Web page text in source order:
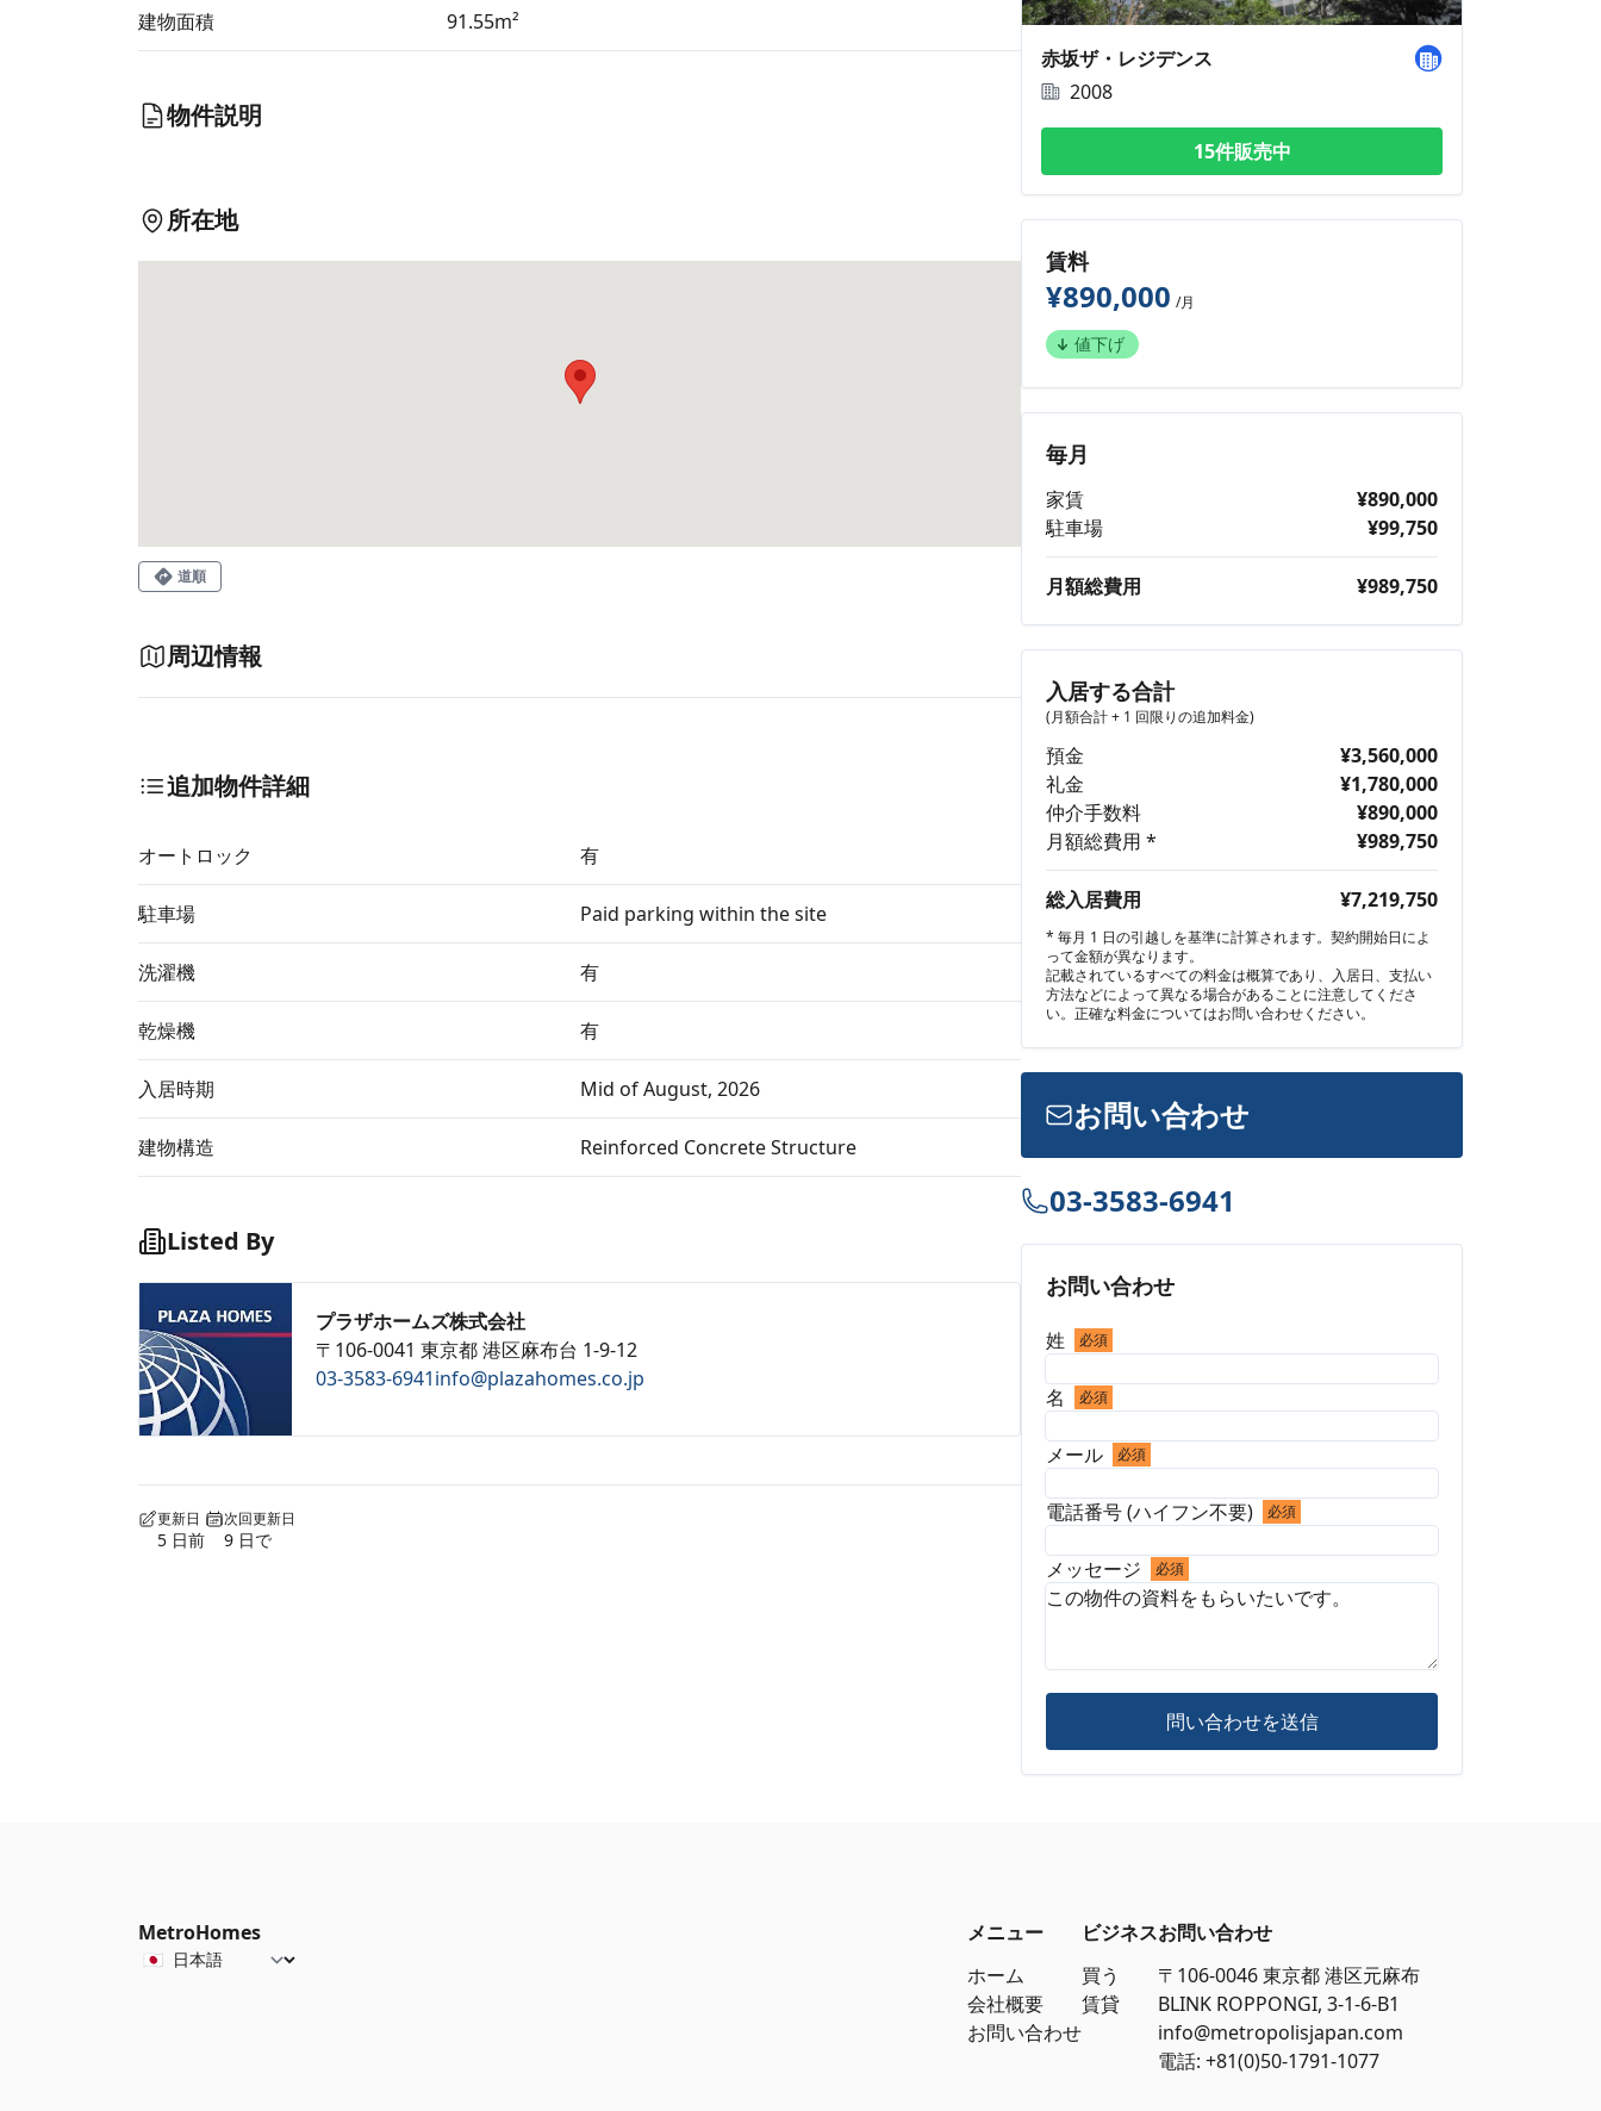
建物面積 91.55m²
物件説明
所在地
道順
周辺情報
追加物件詳細
オートロック 有
駐車場 Paid parking within the site
洗濯機 有
乾燥機 有
入居時期 Mid of August, 2026
建物構造 Reinforced Concrete Structure
Listed By
プラザホームズ株式会社
〒106-0041 東京都 港区麻布台 1-9-12
03-3583-6941info@plazahomes.co.jp
更新日
5 日前
次回更新日
9 日で
赤坂ザ・レジデンス
2008
15件販売中
賃料
¥890,000 /月
値下げ
毎月
家賃
¥890,000
駐車場
¥99,750
月額総費用 ¥989,750
入居する合計
(月額合計 + 1 回限りの追加料金)
預金
¥3,560,000
礼金
¥1,780,000
仲介手数料
¥890,000
月額総費用 *
¥989,750
総入居費用 ¥7,219,750
* 毎月 1 日の引越しを基準に計算されます。契約開始日によ
って金額が異なります。
記載されているすべての料金は概算であり、入居日、支払い
方法などによって異なる場合があることに注意してくださ
い。正確な料金についてはお問い合わせください。
お問い合わせ
03-3583-6941
お問い合わせ
姓 必須
名 必須
メール 必須
電話番号 (ハイフン不要) 必須
メッセージ 必須
問い合わせを送信
MetroHomes
メニュー
ホーム
会社概要
お問い合わせ
ビジネス
買う
賃貸
お問い合わせ
〒106-0046 東京都 港区元麻布
BLINK ROPPONGI, 3-1-6-B1
info@metropolisjapan.com
電話: +81(0)50-1791-1077